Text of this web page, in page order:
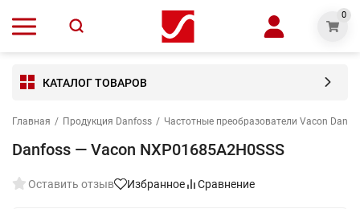
0
КАТАЛОГ ТОВАРОВ
Главная / Продукция Danfoss / Частотные преобразователи Vacon
Danfoss — Vacon NXP01685A2H0SSS
Оставить отзыв Избранное Сравнение